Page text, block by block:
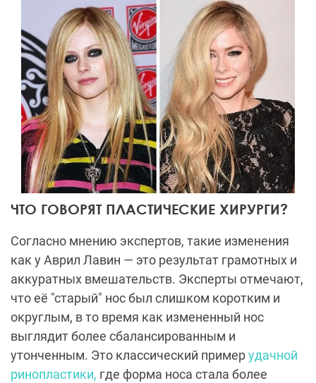
ЧТО ГОВОРЯТ ПЛАСТИЧЕСКИЕ ХИРУРГИ?
Согласно мнению экспертов, такие изменения
как у Аврил Лавин — это результат грамотных и
аккуратных вмешательств. Эксперты отмечают,
что её "старый" нос был слишком коротким и
округлым, в то время как измененный нос
выглядит более сбалансированным и
утонченным. Это классический примерудачной
ринопластики, где форма носа стала более